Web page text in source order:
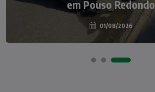
em Pouso Redondo
01/08/2026
Redondo
04/08/2026